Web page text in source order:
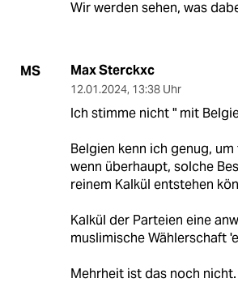
Wir werden sehen, was
MS Max Sterckxc
12.01.2024, 13:38 Uhr
Ich stimme nicht " mit
Belgien kenn ich genug,
wenn überhaupt, solche
reinem Kalkül entstehen
Kalkül der Parteien eine
muslimische Wählerschaft
Mehrheit ist das noch nicht.